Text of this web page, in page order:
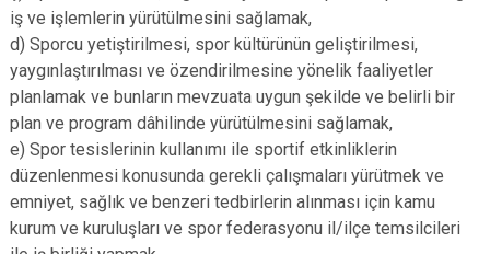
iş ve işlemlerin yürütülmesini sağlamak,
d) Sporcu yetiştirilmesi, spor kültürünün geliştirilmesi,
yaygınlaştırılması ve özendirilmesine yönelik faaliyetler
planlamak ve bunların mevzuata uygun şekilde ve belirli bir
plan ve program dâhilinde yürütülmesini sağlamak,
e) Spor tesislerinin kullanımı ile sportif etkinliklerin
düzenlenmesi konusunda gerekli çalışmaları yürütmek ve
emniyet, sağlık ve benzeri tedbirlerin alınması için kamu
kurum ve kuruluşları ve spor federasyonu il/ilçe temsilcileri